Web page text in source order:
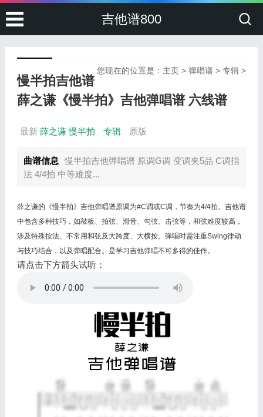
吉他谱800
您现在的位置是： 主页 >弹唱谱 >专辑 >
慢半拍吉他谱
薛之谦《慢半拍》吉他弹唱谱 六线谱
最新 薛之谦 慢半拍 专辑 原版
曲谱信息
慢半拍吉他弹唱谱 原调G调 变调夹5品 C调指
法 4/4拍 中等难度...
薛之谦的《慢半拍》吉他弹唱谱原调为#C调或C调，节奏为4/4拍。吉他谱
中包含多种技巧，如敲板、拍弦、滑音、勾弦、击弦等，和弦难度较高，
涉及特殊按法、不常用和弦及大跨度、大横按。弹唱时需注重Swing律动
与技巧结合，以及弹唱配合。是学习吉他弹唱不可多得的佳作。
请点击下方箭头试听：